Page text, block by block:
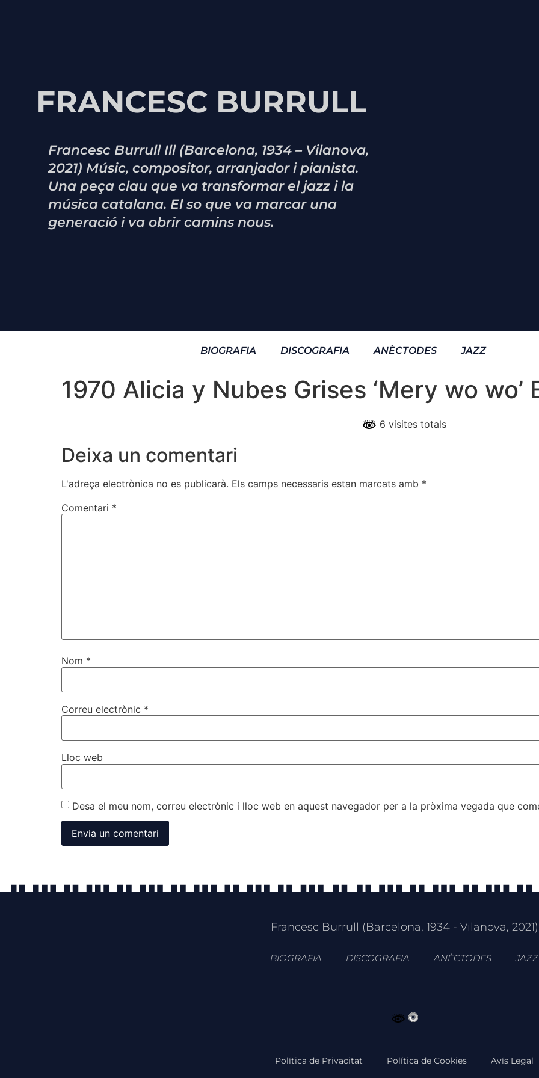
FRANCESC BURRULL
Francesc Burrull Ill (Barcelona, 1934 – Vilanova,
2021) Músic, compositor, arranjador i pianista.
Una peça clau que va transformar el jazz i la
música catalana. El so que va marcar una
generació i va obrir camins nous.
BIOGRAFIA DISCOGRAFIA ANÈCTODES JAZZ
1970 Alicia y Nubes Grises ‘Mery wo wo’
6 visites totals
Deixa un comentari
L'adreça electrònica no es publicarà. Els camps necessaris estan marcats amb *
Comentari *
Nom *
Correu electrònic *
Lloc web
Desa el meu nom, correu electrònic i lloc web en aquest navegador per a la pròxima vegada que
Francesc Burrull (Barcelona, 1934 - Vilanova, 2021)
BIOGRAFIA DISCOGRAFIA ANÈCTODES JAZZ
Política de Privacitat Política de Cookies Avís Legal